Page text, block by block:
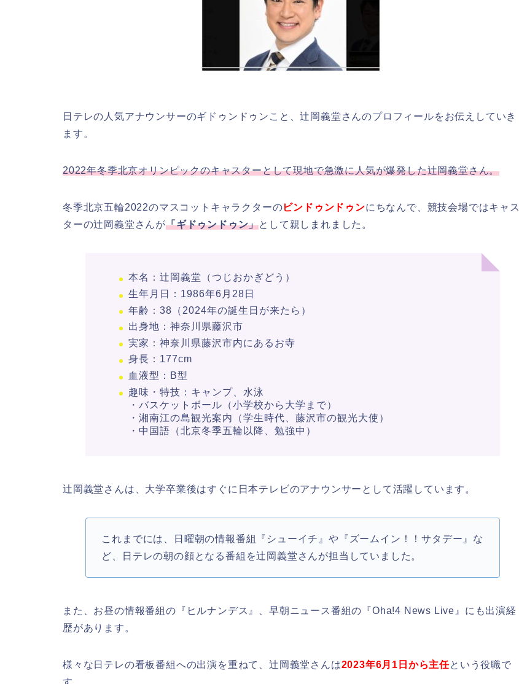
日テレの人気アナウンサーのギドゥンドゥンこと、辻岡義堂さんのプロフィールをお伝えしていき
ます。
2022年冬季北京オリンピックのキャスターとして現地で急激に人気が爆発した辻岡義堂さん。
冬季北京五輪2022のマスコットキャラクターのビンドゥンドゥンにちなんで、競技会場ではキャス
ターの辻岡義堂さんが「ギドゥンドゥン」として親しまれました。
本名：辻岡義堂（つじおかぎどう）
生年月日：1986年6月28日
年齢：38（2024年の誕生日が来たら）
出身地：神奈川県藤沢市
実家：神奈川県藤沢市内にあるお寺
身長：177cm
血液型：B型
趣味・特技：キャンプ、水泳
・バスケットボール（小学校から大学まで）
・湘南江の島観光案内（学生時代、藤沢市の観光大使）
・中国語（北京冬季五輪以降、勉強中）
辻岡義堂さんは、大学卒業後はすぐに日本テレビのアナウンサーとして活躍しています。
これまでには、日曜朝の情報番組『シューイチ』や『ズームイン！！サタデー』な
ど、日テレの朝の顔となる番組を辻岡義堂さんが担当していました。
また、お昼の情報番組の『ヒルナンデス』、早朝ニュース番組の『Oha!4 News Live』にも出演経
歴があります。
様々な日テレの看板番組への出演を重ねて、辻岡義堂さんは2023年6月1日から主任という役職で
す。